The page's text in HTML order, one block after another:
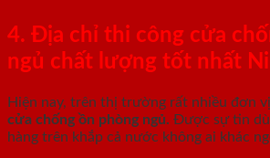
4. Địa chỉ thi công cửa
ngủ chất lượng tốt nhất
Hiện nay, trên thị trường rất nhiều đơn
cửa chống ồn phòng ngủ. Được sự tin
hàng trên khắp cả nước không ai khác